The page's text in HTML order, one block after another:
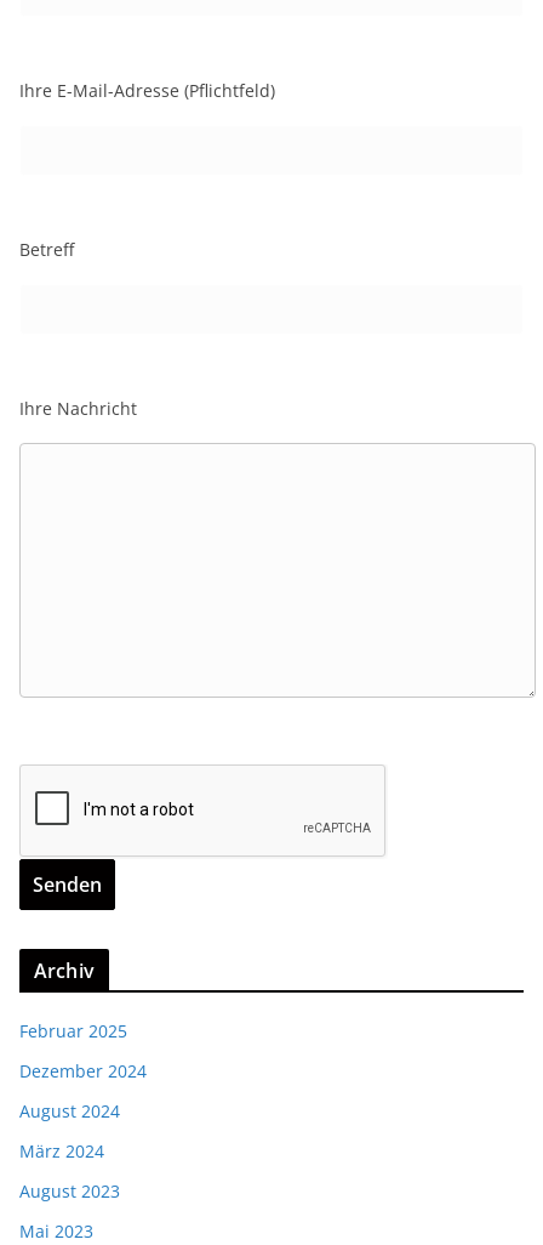
Ihre E-Mail-Adresse (Pflichtfeld)
Betreff
Ihre Nachricht
Archiv
Februar 2025
Dezember 2024
August 2024
März 2024
August 2023
Mai 2023